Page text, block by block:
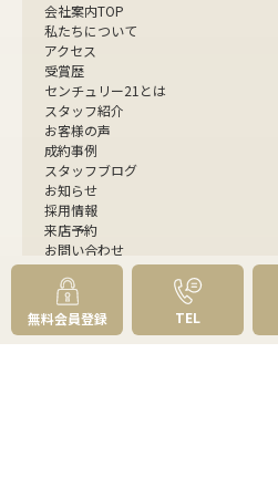
会社案内TOP
私たちについて
アクセス
受賞歴
センチュリー21とは
スタッフ紹介
お客様の声
成約事例
スタッフブログ
お知らせ
採用情報
来店予約
お問い合わせ
会員メニュー
無料会員登録
無料会員登録 TEL